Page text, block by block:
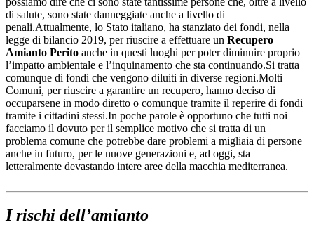
di salute, sono state danneggiate anche a livello di
penali.Attualmente, lo Stato italiano, ha stanziato dei fondi, nella
legge di bilancio 2019, per riuscire a effettuare un Recupero
Amianto Perito anche in questi luoghi per poter diminuire proprio
l’impatto ambientale e l’inquinamento che sta continuando.Si tratta
comunque di fondi che vengono diluiti in diverse regioni.Molti
Comuni, per riuscire a garantire un recupero, hanno deciso di
occuparsene in modo diretto o comunque tramite il reperire di fondi
tramite i cittadini stessi.In poche parole è opportuno che tutti noi
facciamo il dovuto per il semplice motivo che si tratta di un
problema comune che potrebbe dare problemi a migliaia di persone
anche in futuro, per le nuove generazioni e, ad oggi, sta
letteralmente devastando intere aree della macchia mediterranea.
I rischi dell’amianto